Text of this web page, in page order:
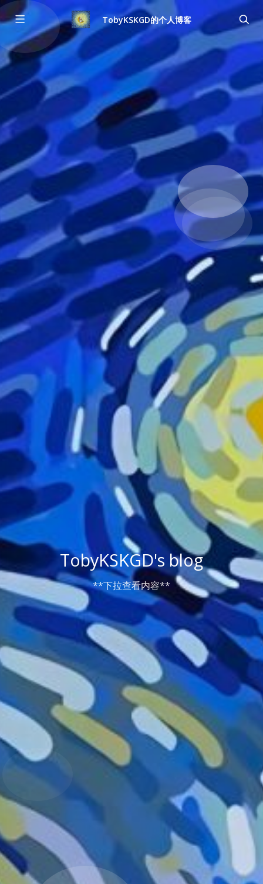
TobyKSKGD的个人博客
TobyKSKGD's blog
**下拉查看内容**